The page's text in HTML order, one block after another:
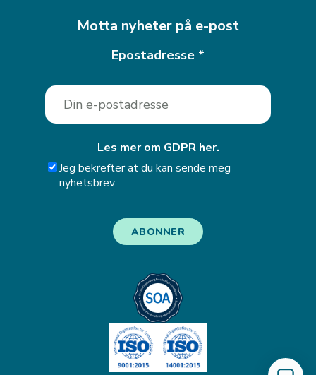
Motta nyheter på e-post
Epostadresse *
Les mer om GDPR her.
Jeg bekrefter at du kan sende meg
nyhetsbrev
ABONNER